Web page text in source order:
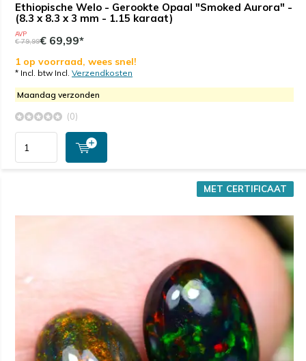
Ethiopische Welo - Gerookte Opaal "Smoked Aurora" -
(8.3 x 8.3 x 3 mm - 1.15 karaat)
AVP
€ 79,99€ 69,99*
1 op voorraad, wees snel!
* Incl. btw Incl. Verzendkosten
Maandag verzonden
(0)
MET CERTIFICAAT